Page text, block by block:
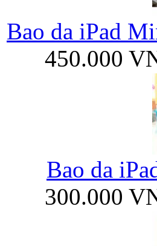
Bao da iPad
450.000
Bao da
300.000